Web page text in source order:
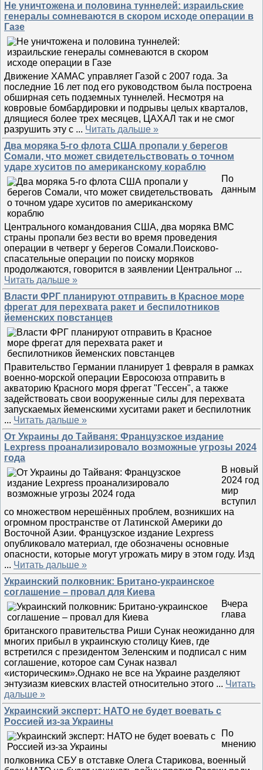
Не уничтожена и половина туннелей: израильские
генералы сомневаются в скором исходе операции в
Газе
Движение ХАМАС управляет Газой с 2007 года. За
последние 16 лет под его руководством была построена
обширная сеть подземных туннелей. Несмотря на
ковровые бомбардировки и подрывы целых кварталов,
длящиеся более трех месяцев, ЦАХАЛ так и не смог
разрушить эту с ... Читать дальше »
Два моряка 5-го флота США пропали у берегов
Сомали, что может свидетельствовать о точном
ударе хуситов по американскому кораблю
По
данным
Центрального командования США, два моряка ВМС
страны пропали без вести во время проведения
операции в четверг у берегов Сомали.Поисково-
спасательные операции по поиску моряков
продолжаются, говорится в заявлении Центральног ...
Читать дальше »
Власти ФРГ планируют отправить в Красное море
фрегат для перехвата ракет и беспилотников
йеменских повстанцев
Правительство Германии планирует 1 февраля в рамках
военно-морской операции Евросоюза отправить в
акваторию Красного моря фрегат "Гессен", а также
задействовать свои вооруженные силы для перехвата
запускаемых йеменскими хуситами ракет и беспилотник
... Читать дальше »
От Украины до Тайваня: Французское издание
Lexpress проанализировало возможные угрозы 2024
года
В новый
2024 год
мир
вступил
со множеством нерешённых проблем, возникших на
огромном пространстве от Латинской Америки до
Восточной Азии. Французское издание Lexpress
опубликовало материал, где обозначены основные
опасности, которые могут угрожать миру в этом году. Изд
... Читать дальше »
Украинский полковник: Британо-украинское
соглашение – провал для Киева
Вчера
глава
британского правительства Риши Сунак неожиданно для
многих прибыл в украинскую столицу Киев, где
встретился с президентом Зеленским и подписал с ним
соглашение, которое сам Сунак назвал
«историческим».Однако не все на Украине разделяют
энтузиазм киевских властей относительно этого ... Читать
дальше »
Украинский эксперт: НАТО не будет воевать с
Россией из-за Украины
По
мнению
полковника СБУ в отставке Олега Старикова, военный